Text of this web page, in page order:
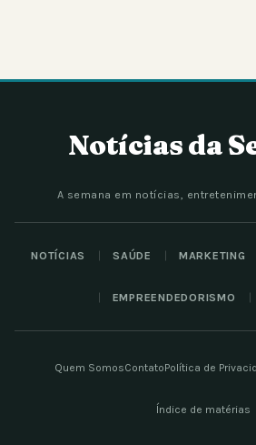
Notícias da
A semana em notícias,
NOTÍCIAS SAÚDE MARKETING
EMPREENDEDORISMO
Quem SomosContatoPolítica de
Índice de matérias